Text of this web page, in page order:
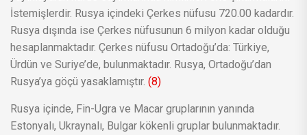
İstemişlerdir. Rusya içindeki Çerkes nüfusu 720.00 kadardır.
Rusya dışında ise Çerkes nüfusunun 6 milyon kadar olduğu
hesaplanmaktadır. Çerkes nüfusu Ortadoğu’da: Türkiye,
Ürdün ve Suriye’de, bulunmaktadır. Rusya, Ortadoğu’dan
Rusya’ya göçü yasaklamıştır. (8)
Rusya içinde, Fin-Ugra ve Macar gruplarının yanında
Estonyalı, Ukraynalı, Bulgar kökenli gruplar bulunmaktadır.